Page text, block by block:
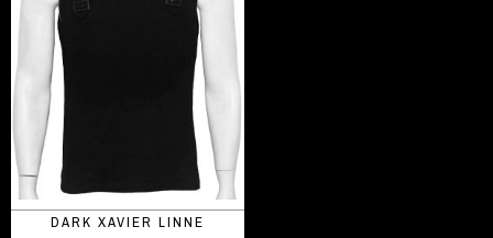
DARK XAVIER LINNE